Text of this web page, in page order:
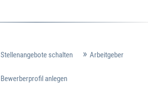
Stellenangebote schalten Arbeitgeber
Bewerberprofil anlegen